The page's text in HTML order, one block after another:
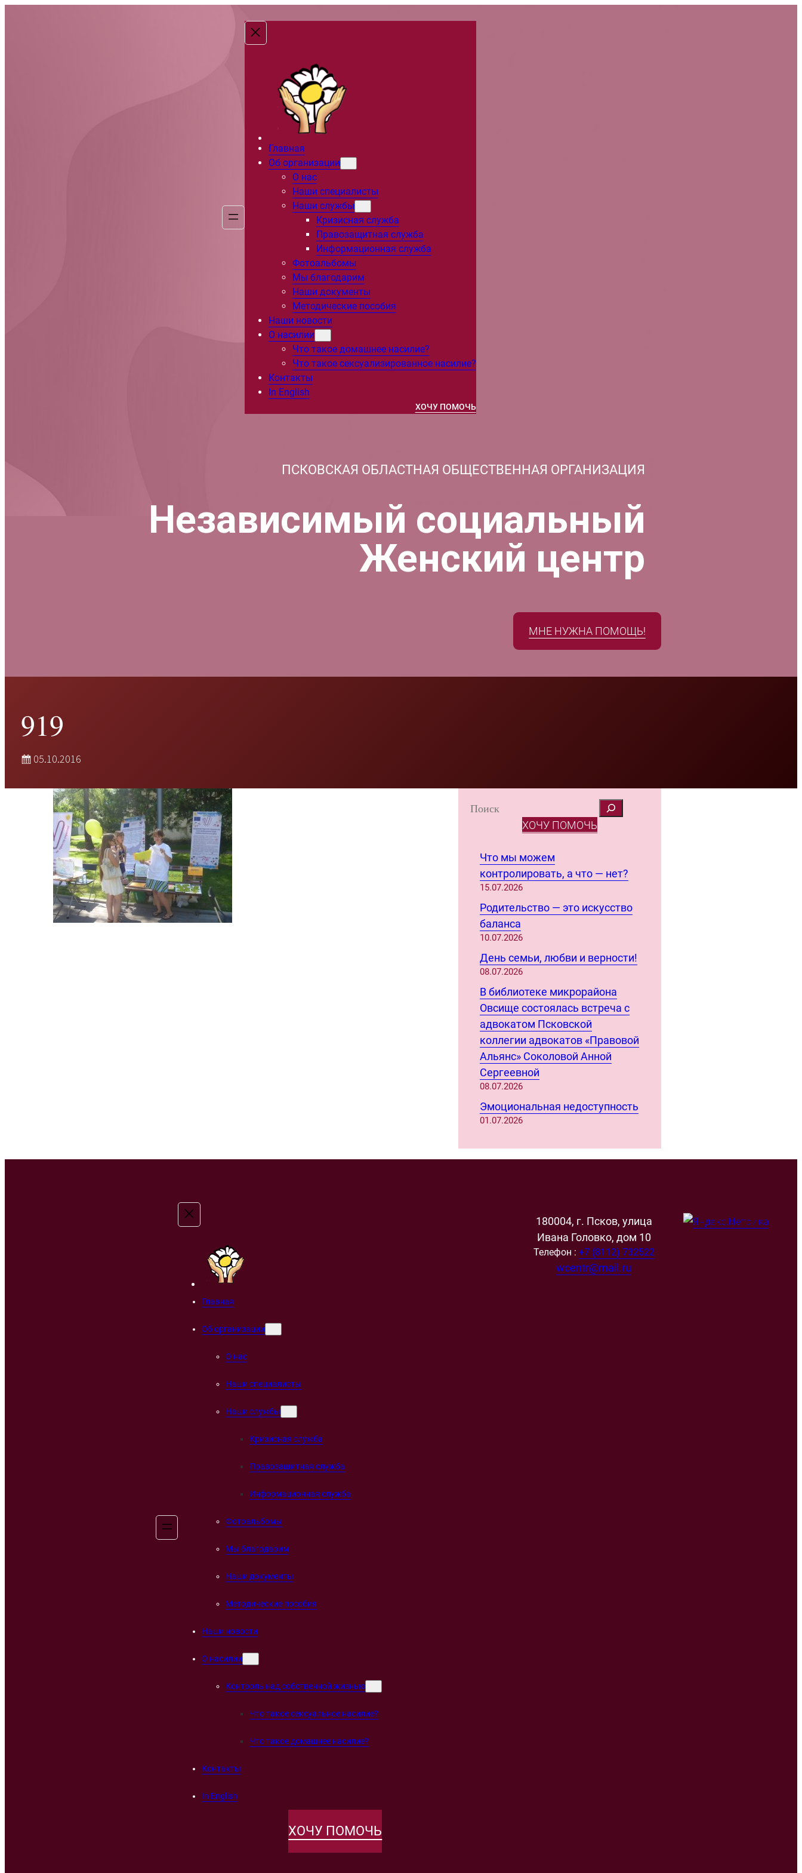
Главная
Об организации
О нас
Наши специалисты
Наши службы
Кризисная служба
Правозащитная служба
Информационная служба
Фотоальбомы
Мы благодарим
Наши документы
Методические пособия
Наши новости
О насилии
Что такое домашнее насилие?
Что такое сексуализированное насилие?
Контакты
In English
ХОЧУ ПОМОЧЬ
ПСКОВСКАЯ ОБЛАСТНАЯ ОБЩЕСТВЕННАЯ ОРГАНИЗАЦИЯ
Независимый социальный
Женский центр
МНЕ НУЖНА ПОМОЩЬ!
919
05.10.2016
S
ХОЧУ ПОМОЧЬ
Что мы можем
контролировать, а что — нет?
15.07.2026
Родительство — это искусство
баланса
10.07.2026
День семьи, любви и верности!
08.07.2026
В библиотеке микрорайона
Овсище состоялась встреча с
адвокатом Псковской
коллегии адвокатов «Правовой
Альянс» Соколовой Анной
Сергеевной
08.07.2026
Эмоциональная недоступность
01.07.2026
Главная
Об организации
О нас
Наши специалисты
Наши службы
Кризисная служба
Правозащитная служба
Информационная служба
Фотоальбомы
Мы благодарим
Наши документы
Методические пособия
Наши новости
О насилии
Контроль над собственной жизнью
Что такое сексуальное насилие?
Что такое домашнее насилие?
Контакты
In English
ХОЧУ ПОМОЧЬ
180004, г. Псков, улица
Ивана Головко, дом 10
Телефон : +7 (8112) 732522
wcentr@mail.ru